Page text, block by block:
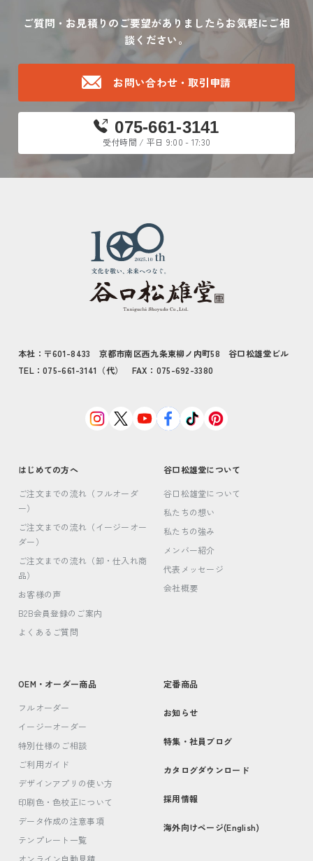
ご質問・お見積りのご要望がありましたらお気軽にご相
談ください。
お問い合わせ・取引申請
075-661-3141
受付時間 / 平日 9:00 - 17:30
本社：〒601-8433 京都市南区西九条東柳ノ内町58 谷口松雄堂ビル
TEL：075-661-3141（代） FAX：075-692-3380
はじめての方へ
ご注文までの流れ（フルオーダ
ー）
ご注文までの流れ（イージーオー
ダー）
ご注文までの流れ（卸・仕入れ商
品）
お客様の声
B2B会員登録のご案内
よくあるご質問
谷口松雄堂について
谷口松雄堂について
私たちの想い
私たちの強み
メンバー紹介
代表メッセージ
会社概要
OEM・オーダー商品
フルオーダー
イージーオーダー
特別仕様のご相談
ご利用ガイド
デザインアプリの使い方
印刷色・色校正について
データ作成の注意事項
テンプレート一覧
オンライン自動見積
定番商品
お知らせ
特集・社員ブログ
カタログダウンロード
採用情報
海外向けページ(English)